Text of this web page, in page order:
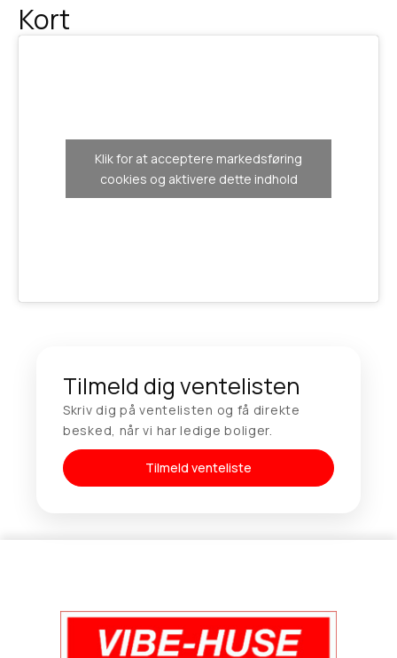
Kort
Klik for at acceptere markedsføring
cookies og aktivere dette indhold
Tilmeld dig ventelisten
Skriv dig på ventelisten og få direkte
besked, når vi har ledige boliger.
Tilmeld venteliste